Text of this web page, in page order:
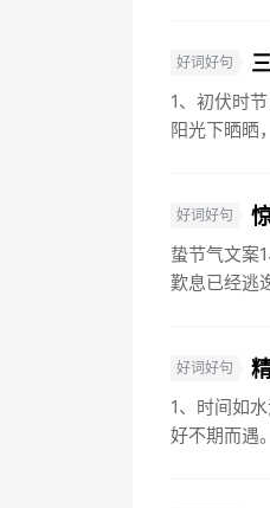
好词好句
1、初伏时
阳光下晒晒
好词好句
蛰节气文案
歎息已经逃
好词好句
1、时间如
好不期而遇